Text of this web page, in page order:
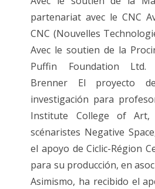
partenariat avec le CNC
CNC (Nouvelles
Avec le soutien de la
Puffin Foundation Ltd.
Brenner El proyecto
investigación para
Institute College of
scénaristes Negative
el apoyo de Ciclic-Région
para su producción, en
Asimismo, ha recibido el